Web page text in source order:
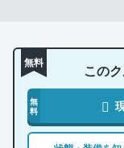
無料 この
無
料